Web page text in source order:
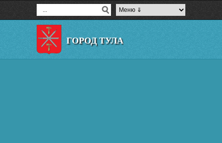
ГОРОД ТУЛА